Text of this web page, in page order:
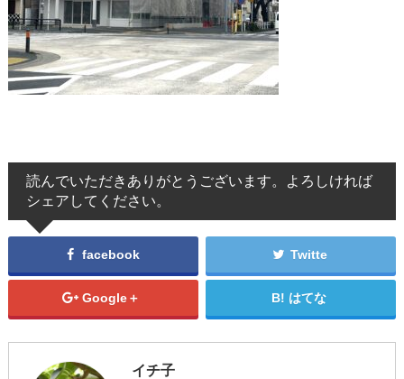
読んでいただきありがとうございます。よろしければ
シェアしてください。
facebook Twitte
Google＋ はてな
イチ子